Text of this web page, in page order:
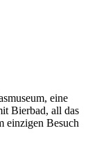
eine
Bierbad, all das
einzigen Besuch